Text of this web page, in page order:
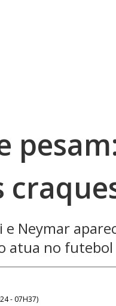
e Neymar
atua no
- 07H37)